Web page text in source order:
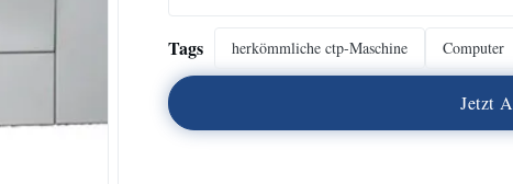
Tags herkömmliche ctp-Maschine Computer
Jetzt A